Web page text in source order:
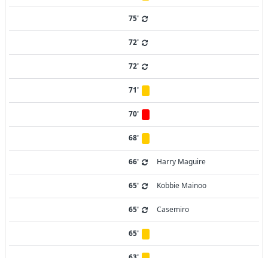
75'
72'
72'
71'
70'
68'
66' Harry Maguire
65' Kobbie Mainoo
65' Casemiro
65'